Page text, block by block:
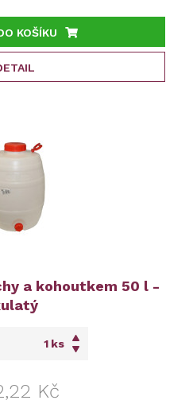
KOŠÍKU
a kohoutkem 50 l -
ks
Kč